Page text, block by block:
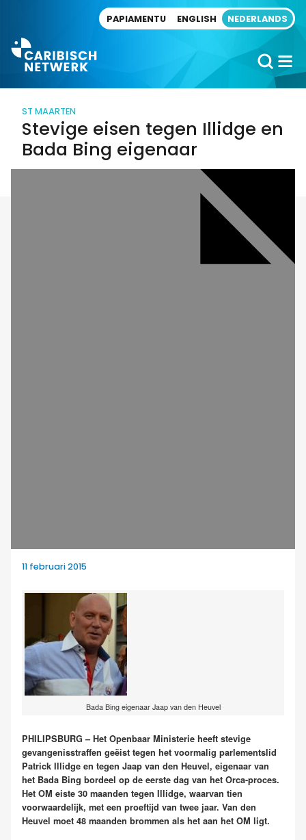
PAPIAMENTU ENGLISH NEDERLANDS
ST MAARTEN
Stevige eisen tegen Illidge en
Bada Bing eigenaar
11 februari 2015
Bada Bing eigenaar Jaap van den Heuvel
PHILIPSBURG – Het Openbaar Ministerie heeft stevige
gevangenisstraffen geëist tegen het voormalig parlementslid
Patrick Illidge en tegen Jaap van den Heuvel, eigenaar van
het Bada Bing bordeel op de eerste dag van het Orca-proces.
Het OM eiste 30 maanden tegen Illidge, waarvan tien
voorwaardelijk, met een proeftijd van twee jaar. Van den
Heuvel moet 48 maanden brommen als het aan het OM ligt.